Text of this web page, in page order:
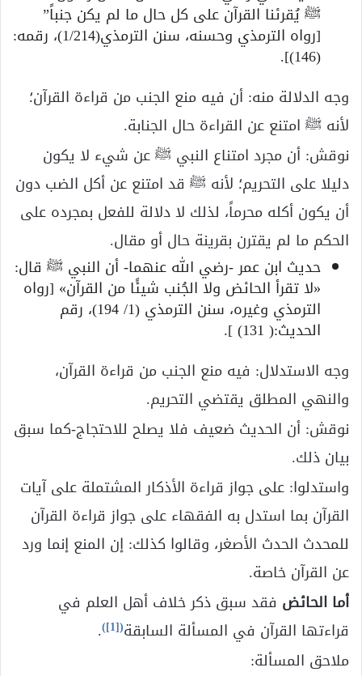
ﷺ يُقرئنا القرآن على كل حال ما لم يكن جنباً”
[رواه الترمذي وحسنه، سنن الترمذي(1/214)، رقمه:
(146)].
وجه الدلالة منه: أن فيه منع الجنب من قراءة القرآن؛
لأنه ﷺ امتنع عن القراءة حال الجنابة.
نوقش: أن مجرد امتناع النبي ﷺ عن شيء لا يكون
دليلا على التحريم؛ لأنه ﷺ قد امتنع عن أكل الضب دون
أن يكون أكله محرماً، لذلك لا دلالة للفعل بمجرده على
الحكم ما لم يقترن بقرينة حال أو مقال.
حديث ابن عمر -رضي الله عنهما- أن النبي ﷺ قال:
«لا تقرأ الحائض ولا الجُنب شيئًا من القرآن» [رواه
الترمذي وغيره، سنن الترمذي (1/ 194)، رقم
الحديث:( 131) ].
وجه الاستدلال: فيه منع الجنب من قراءة القرآن،
والنهي المطلق يقتضي التحريم.
نوقش: أن الحديث ضعيف فلا يصلح للاحتجاج-كما سبق
بيان ذلك.
واستدلوا: على جواز قراءة الأذكار المشتملة على آيات
القرآن بما استدل به الفقهاء على جواز قراءة القرآن
للمحدث الحدث الأصغر، وقالوا كذلك: إن المنع إنما ورد
عن القرآن خاصة.
أما الحائض فقد سبق ذكر خلاف أهل العلم في
قراءتها القرآن في المسألة السابقة(
[1]
)
.
ملاحق المسألة: